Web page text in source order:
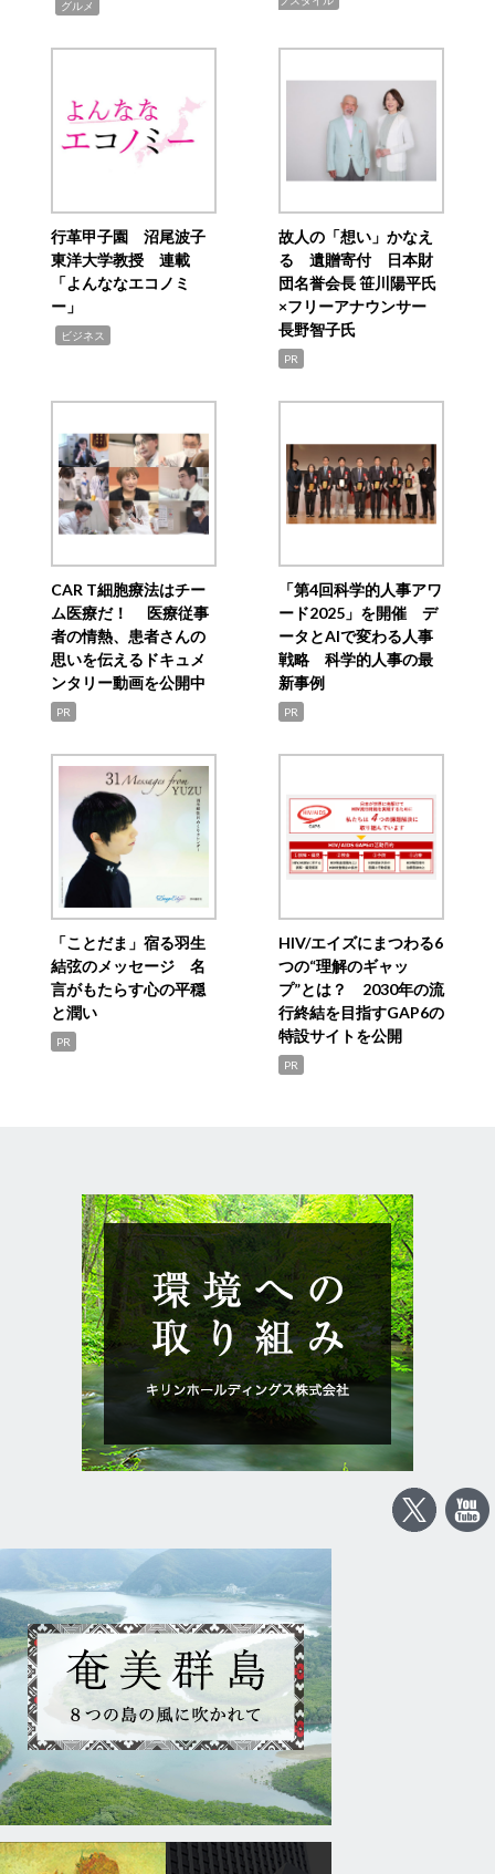
グルメ
行革甲子園 沼尾波子
東洋大学教授 連載
「よんななエコノミ
ー」
ビジネス
故人の「想い」かなえ
る 遺贈寄付 日本財
団名誉会長 笹川陽平氏
×フリーアナウンサー
長野智子氏
PR
CAR T細胞療法はチー
ム医療だ！ 医療従事
者の情熱、患者さんの
思いを伝えるドキュメ
ンタリー動画を公開中
PR
「第4回科学的人事アワ
ード2025」を開催 デ
ータとAIで変わる人事
戦略 科学的人事の最
新事例
PR
「ことだま」宿る羽生
結弦のメッセージ 名
言がもたらす心の平穏
と潤い
PR
HIV/エイズにまつわる6
つの“理解のギャッ
プ”とは？ 2030年の流
行終結を目指すGAP6の
特設サイトを公開
PR